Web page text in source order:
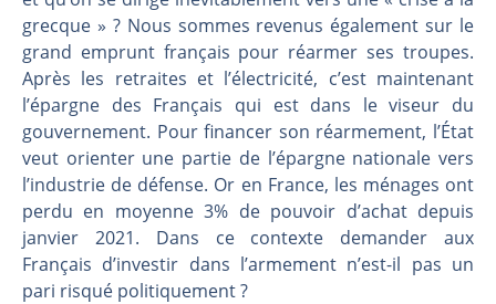
grecque » ? Nous sommes revenus également sur le
grand emprunt français pour réarmer ses troupes.
Après les retraites et l’électricité, c’est maintenant
l’épargne des Français qui est dans le viseur du
gouvernement. Pour financer son réarmement, l’État
veut orienter une partie de l’épargne nationale vers
l’industrie de défense. Or en France, les ménages ont
perdu en moyenne 3% de pouvoir d’achat depuis
janvier 2021. Dans ce contexte demander aux
Français d’investir dans l’armement n’est-il pas un
pari risqué politiquement ?